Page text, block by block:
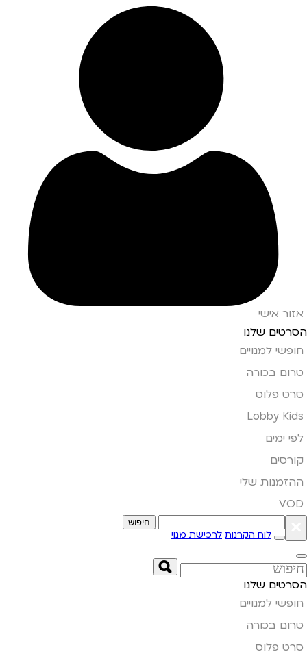
אזור אישי
הסרטים שלנו
חופשי למנויים
טרום בכורה
סרט פלוס
Lobby Kids
לפי ימים
קורסים
ההזמנות שלי
VOD
חיפוש
לוח הקרנות לרכישת מנוי
הסרטים שלנו
חופשי למנויים
טרום בכורה
סרט פלוס